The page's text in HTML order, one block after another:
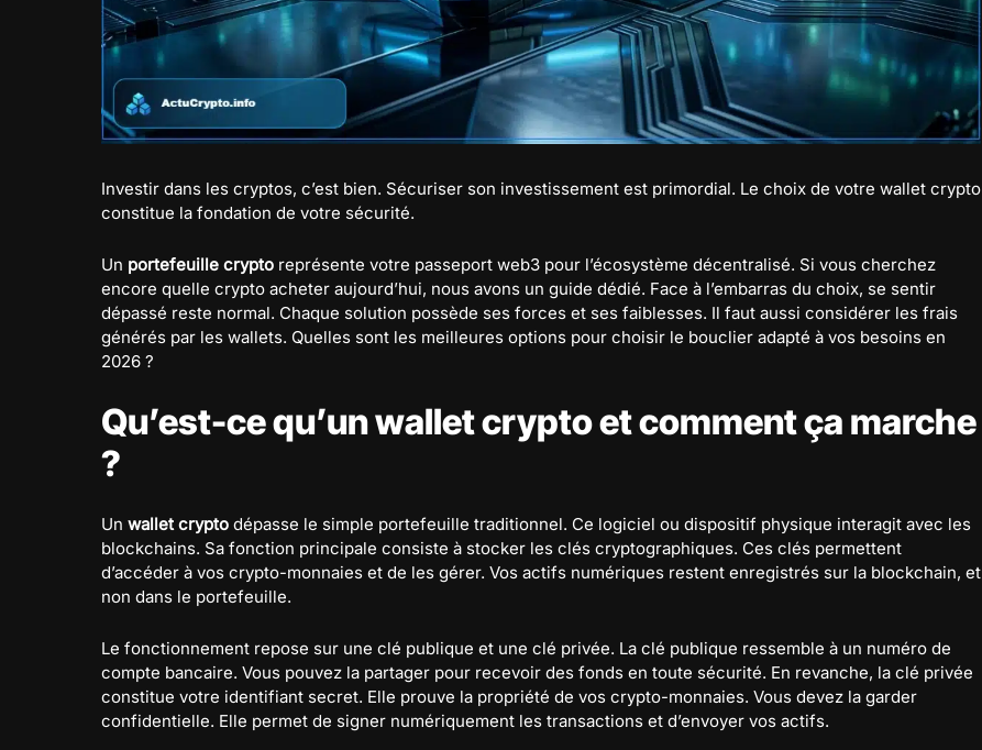
Investir dans les cryptos, c’est bien. Sécuriser son investissement est primordial. Le choix de votre wallet crypto
constitue la fondation de votre sécurité.
Un portefeuille crypto représente votre passeport web3 pour l’écosystème décentralisé. Si vous cherchez
encore quelle crypto acheter aujourd’hui, nous avons un guide dédié. Face à l’embarras du choix, se sentir
dépassé reste normal. Chaque solution possède ses forces et ses faiblesses. Il faut aussi considérer les frais
générés par les wallets. Quelles sont les meilleures options pour choisir le bouclier adapté à vos besoins en
2026 ?
Qu’est-ce qu’un wallet crypto et comment ça marche
?
Un wallet crypto dépasse le simple portefeuille traditionnel. Ce logiciel ou dispositif physique interagit avec les
blockchains. Sa fonction principale consiste à stocker les clés cryptographiques. Ces clés permettent
d’accéder à vos crypto-monnaies et de les gérer. Vos actifs numériques restent enregistrés sur la blockchain, et
non dans le portefeuille.
Le fonctionnement repose sur une clé publique et une clé privée. La clé publique ressemble à un numéro de
compte bancaire. Vous pouvez la partager pour recevoir des fonds en toute sécurité. En revanche, la clé privée
constitue votre identifiant secret. Elle prouve la propriété de vos crypto-monnaies. Vous devez la garder
confidentielle. Elle permet de signer numériquement les transactions et d’envoyer vos actifs.